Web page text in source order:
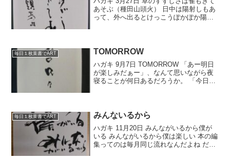
あそぶ（種田山頭火） 日中は陽射しもあ
って、外へ出るとけっこうぽかぽか陽
品集の編集を...
毎日１枚葉書でART TOMORROW
ハガキ 9月7日 TOMORROW 「あー明日
が楽しみだぁー」、なんて思いながら夜
寝ることが何日あるだろうか。 「今日は
だぁー」っ...
毎日１枚葉書でART みんないるから
ハガキ 11月20日 みんながいるから僕が
いる みんながいるから僕は楽しい 本の編
集ってのは毎月同じ流れなんだよね だか